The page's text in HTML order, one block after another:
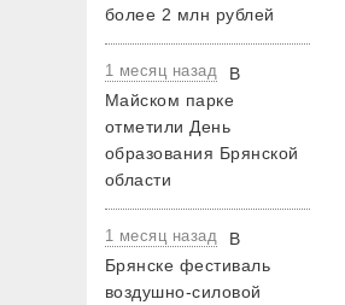
более 2 млн рублей
1 месяц назад
В
Майском парке
отметили День
образования Брянской
области
1 месяц назад
В
Брянске фестиваль
воздушно-силовой